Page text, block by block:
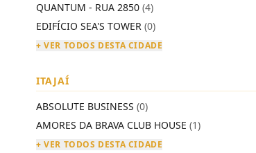
QUANTUM - RUA 2850 (4)
EDIFÍCIO SEA'S TOWER (0)
+ VER TODOS DESTA CIDADE
ITAJAÍ
ABSOLUTE BUSINESS (0)
AMORES DA BRAVA CLUB HOUSE (1)
+ VER TODOS DESTA CIDADE